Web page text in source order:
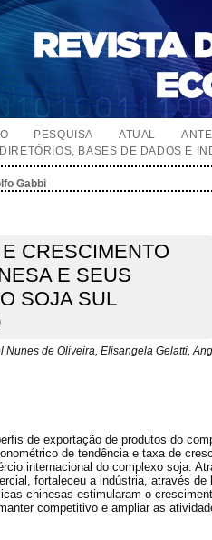
PESQUISA ATUAL
DIRETÓRIOS, BASES DE DADOS E
Gabbi
CRESCIMENTO
E SEUS
SOJA SUL
de Oliveira, Elisangela Gelatti,
de exportação de produtos do
de tendência e taxa de
internacional do complexo soja.
fortaleceu a indústria, através
chinesas estimularam o
competitivo e ampliar as